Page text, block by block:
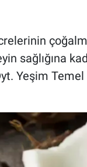
sağlığına
Yeşim